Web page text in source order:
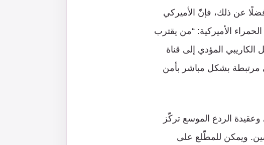
عن ذلك، فإنّ الأميركي
الأميركية: “من يقترب
المؤدي إلى قناة
مرتبطة بشكل مباشر بأمن
وعقيدة الردع الموسع تركّز
ويمكن للمطّلع على